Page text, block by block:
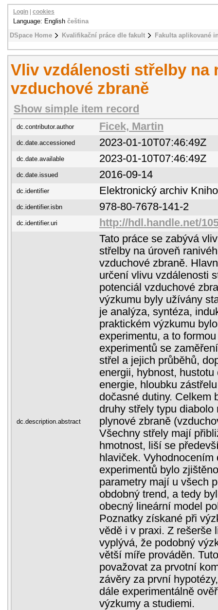
DSpace Home Kvalifikační práce dle fakult Fakulta aplikované
Login cookies
Language: English čeština
Vliv vzdálenosti střelby na
vzduchové zbraně
Show simple item record
dc.contributor.author Ficek, Martin
dc.date.accessioned 2023-01-10T07:46:49Z
dc.date.available 2023-01-10T07:46:49Z
dc.date.issued 2016-09-14
dc.identifier Elektronický archiv
dc.identifier.isbn 978-80-7678-141-2
dc.identifier.uri http://hdl.handle.net/
dc.description.abstract
Tato práce se zabývá
střelby na úroveň
vzduchové zbraně.
určení vlivu vzdálenosti
potenciál vzduchové
výzkumu byly užívány
je analýza, syntéza,
praktickém výzkumu
experimentu, a to
experimentů se
střel a jejich průběhů,
energii, hybnost,
energie, hloubku
dočasné dutiny. Celkem
druhy střely typu diabolo
plynové zbraně
Všechny střely mají
hmotnost, liší se
hlaviček.
experimentů bylo
parametry mají u všech
obdobný trend, a tedy
obecný lineární model
Poznatky získané při
vědě i v praxi. Z rešerše
vyplývá, že podobný
větší míře prováděn.
považovat za prvotní
závěry za první
dále experimentálně
výzkumy a studiemi.